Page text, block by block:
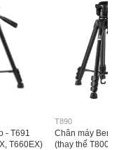
- T691
T660EX)
T890
Chân máy
(thay thế